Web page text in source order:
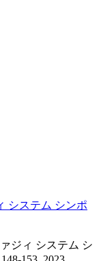
システム シンポ
ジィ システム シ